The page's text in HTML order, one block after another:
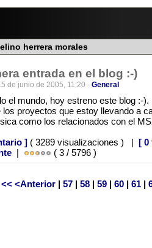
herrera morales
entrada en el blog :-)
de junio de 2005, 11:20 - General
el mundo, hoy estreno este blog :-
los proyectos que estoy llevando a
como los relacionados con el
] ( 3289 visualizaciones ) | [ 0
| ( 3 / 5796 )
<< <Anterior | 57 | 58 | 59 | 60 | 61 |